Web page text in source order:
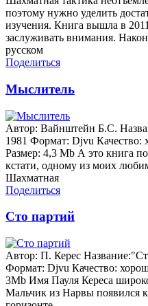
поэтому нужно уделить
изучения. Книга вышла в
заслуживать внимания.
русском
Поделиться
Мыслитель
Автор: Вайнштейн Б.С.
1981 Формат: Djvu Качество:
Размер: 4,3 Mb А это книга
кстати, одному из моих
Шахматная
Поделиться
Сто партий
Автор: П. Керес
Формат: Djvu Качество:
3Mb Имя Пауля Кереса
Мальчик из Нарвы появился